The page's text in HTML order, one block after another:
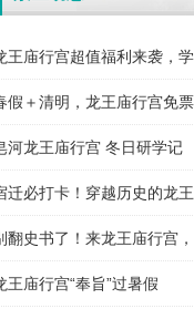
王庙行宫超值福利来袭，
假＋清明，龙王庙行宫免
河龙王庙行宫 冬日研学记
迁必打卡！穿越历史的龙
翻史书了！来龙王庙行宫
王庙行宫“奉旨”过暑假